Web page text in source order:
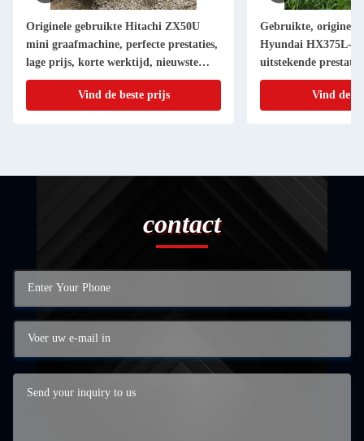
Originele gebruikte Hitachi ZX50U
mini graafmachine, perfecte prestaties,
lage prijs, korte werktijd, nieuwste
model.
Vind de beste prijs
Gebruikte, originele
Hyundai HX375L-
uitstekende
prijzen te koop in
Vind de
contact